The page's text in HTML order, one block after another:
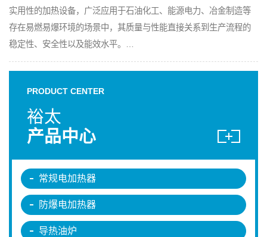
实用性的加热设备，广泛应用于石油化工、能源电力、冶金制造等
存在易燃易爆环境的场景中，其质量与性能直接关系到生产流程的
稳定性、安全性以及能效水平。…
PRODUCT CENTER
裕太
产品中心
常规电加热器
防爆电加热器
导热油炉